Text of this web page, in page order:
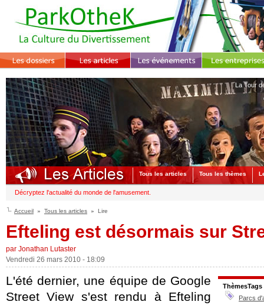
La Tour
Tous les articles Tous les thèmes
Décryptez l'actualité du monde de l'amusement.
Accueil Tous les articles Lire
Efteling est désormais sur
par Jonathan Lutaster
Vendredi 26 mars 2010 - 18:09
ThèmesTags
Parcs
L'été dernier, une équipe de Google
Street View s'est rendu à Efteling